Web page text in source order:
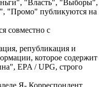
"Власть", "Выборы",
"Промо" публикуются на
совместно с
републикация и
которое содержит
EPA / UPG, строго
Я- Корреспондент